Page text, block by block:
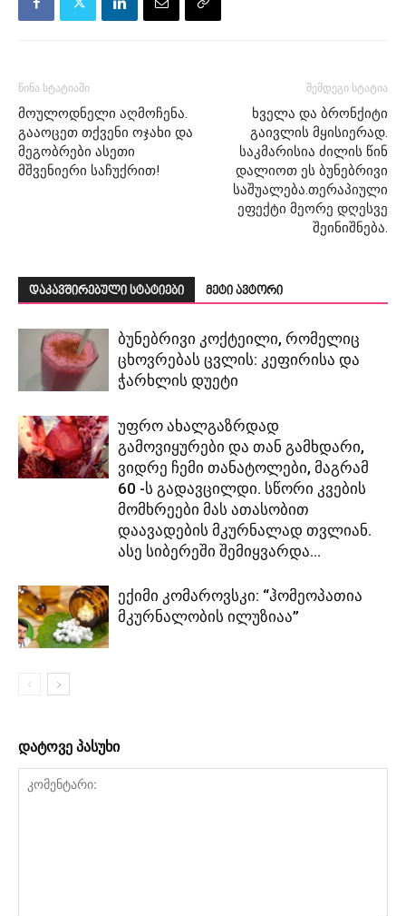
წინა სტატიაში
მოულოდნელი აღმოჩენა.
გააოცეთ თქვენი ოჯახი და
მეგობრები ასეთი
მშვენიერი საჩუქრით!
შემდეგი სტატია
ხველა და ბრონქიტი
გაივლის მყისიერად.
საკმარისია ძილის წინ
დალიოთ ეს ბუნებრივი
საშუალება.თერაპიული
ეფექტი მეორე დღესვე
შეინიშნება.
დაკავშირებული სტატიები მეტი ავტორი
ბუნებრივი კოქტეილი, რომელიც
ცხოვრებას ცვლის: კეფირისა და
ჭარხლის დუეტი
უფრო ახალგაზრდად
გამოვიყურები და თან გამხდარი,
ვიდრე ჩემი თანატოლები, მაგრამ
60 -ს გადავცილდი. სწორი კვების
მომხრეები მას ათასობით
დაავადების მკურნალად თვლიან.
ასე სიბერეში შემიყვარდა...
ექიმი კომაროვსკი: “ჰომეოპათია
მკურნალობის ილუზიაა”
დატოვე პასუხი